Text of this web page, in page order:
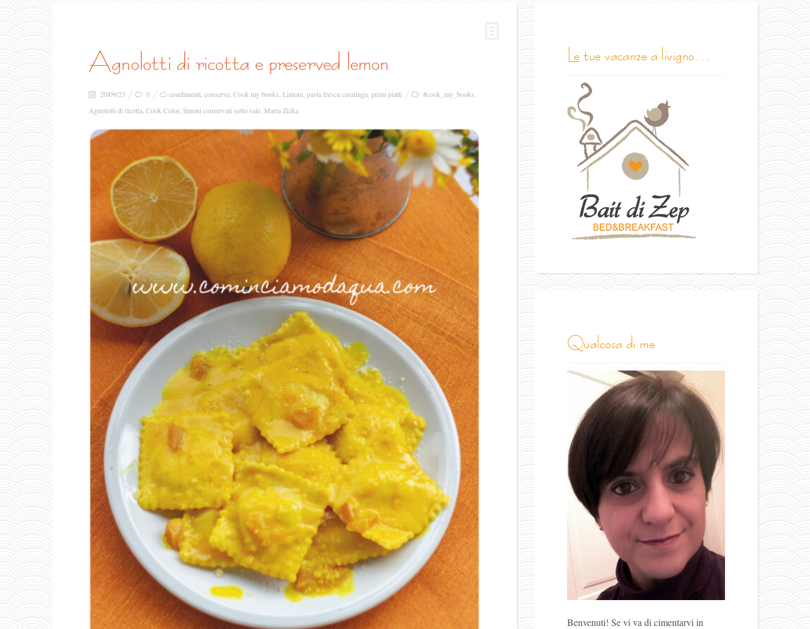
agnolotti di ricotta e preserved lemon
20/09/23 0 condimenti conserve Cook my books Limoni pasta fresca casalinga primi piatti #cook_my_books
Agnolotti di ricotta Cook Color limoni conservati sotto sale Maria Zizka
le tue vacanze a livigno…
qualcosa di me
Benvenuti! Se vi va di cimentarvi in